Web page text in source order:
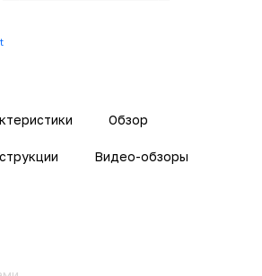
Обзор
Видео-обзоры